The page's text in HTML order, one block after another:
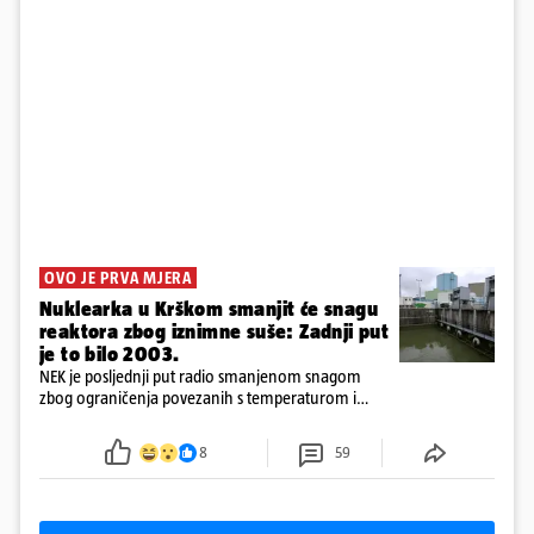
OVO JE PRVA MJERA
Nuklearka u Krškom smanjit će snagu
reaktora zbog iznimne suše: Zadnji put
je to bilo 2003.
NEK je posljednji put radio smanjenom snagom
zbog ograničenja povezanih s temperaturom i
smanjenje snage bilo potrebno više od 90 dana.
8 59